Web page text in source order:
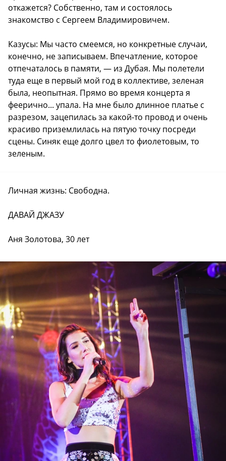
откажется? Собственно, там и состоялось
знакомство с Сергеем Владимировичем.
Казусы: Мы часто смеемся, но конкретные случаи,
конечно, не записываем. Впечатление, которое
отпечаталось в памяти, — из Дубая. Мы полетели
туда еще в первый мой год в коллективе, зеленая
была, неопытная. Прямо во время концерта я
феерично... упала. На мне было длинное платье с
разрезом, зацепилась за какой-то провод и очень
красиво приземлилась на пятую точку посреди
сцены. Синяк еще долго цвел то фиолетовым, то
зеленым.
Личная жизнь: Свободна.
ДАВАЙ ДЖАЗУ
Аня Золотова, 30 лет